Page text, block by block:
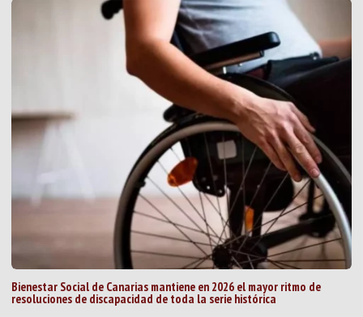
Bienestar Social de Canarias mantiene en 2026 el mayor ritmo de
resoluciones de discapacidad de toda la serie histórica